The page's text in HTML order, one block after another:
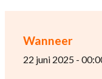
Wanneer
22 juni 2025 -